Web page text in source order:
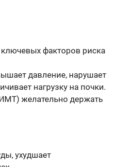
факторов риска
давление, нарушает
нагрузку на почки.
желательно держать
ухудшает